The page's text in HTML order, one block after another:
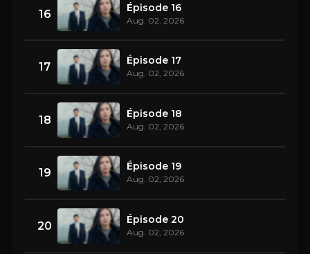
16 Épisode 16
Aug. 02, 2026
17 Épisode 17
Aug. 02, 2026
18 Épisode 18
Aug. 02, 2026
19 Épisode 19
Aug. 02, 2026
20 Épisode 20
Aug. 02, 2026